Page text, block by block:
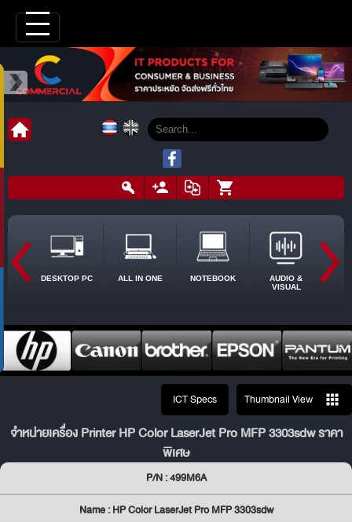
DESKTOP PC ALL IN ONE NOTEBOOK
AUDIO &
VISUAL
ICT Specs Thumbnail View
จำหน่ายเครื่อง Printer HP Color LaserJet Pro MFP 3303sdw ราคา
พิเศษ
P/N : 499M6A
Name : HP Color LaserJet Pro MFP 3303sdw